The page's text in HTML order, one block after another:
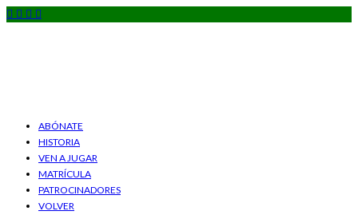
ABÓNATE
HISTORIA
VEN A JUGAR
MATRÍCULA
PATROCINADORES
VOLVER